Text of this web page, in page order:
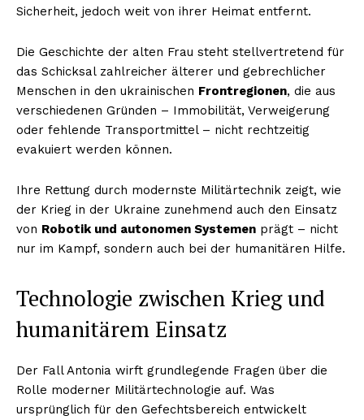
Sicherheit, jedoch weit von ihrer Heimat entfernt.
Die Geschichte der alten Frau steht stellvertretend für
das Schicksal zahlreicher älterer und gebrechlicher
Menschen in den ukrainischen Frontregionen, die aus
verschiedenen Gründen – Immobilität, Verweigerung
oder fehlende Transportmittel – nicht rechtzeitig
evakuiert werden können.
Ihre Rettung durch modernste Militärtechnik zeigt, wie
der Krieg in der Ukraine zunehmend auch den Einsatz
von Robotik und autonomen Systemen prägt – nicht
nur im Kampf, sondern auch bei der humanitären Hilfe.
Technologie zwischen Krieg und
humanitärem Einsatz
Der Fall Antonia wirft grundlegende Fragen über die
Rolle moderner Militärtechnologie auf. Was
ursprünglich für den Gefechtsbereich entwickelt